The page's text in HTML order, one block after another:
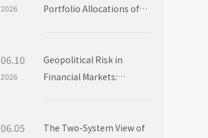
2026
Portfolio Allocations of
06.10
2026
Geopolitical Risk in
Financial Markets:
06.05
The Two-System View of